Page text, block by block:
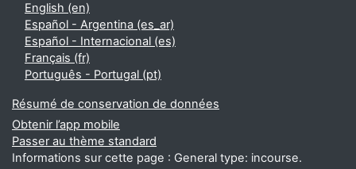
English ‎(en)‎
Español - Argentina ‎(es_ar)‎
Español - Internacional ‎(es)‎
Français ‎(fr)‎
Português - Portugal ‎(pt)‎
Résumé de conservation de données
Obtenir l’app mobile
Passer au thème standard
Informations sur cette page : General type: incourse.